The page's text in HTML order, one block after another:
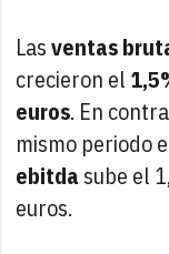
Lasventas
crecieron el
euros. En
mismo periodo
ebitda sube el
euros.